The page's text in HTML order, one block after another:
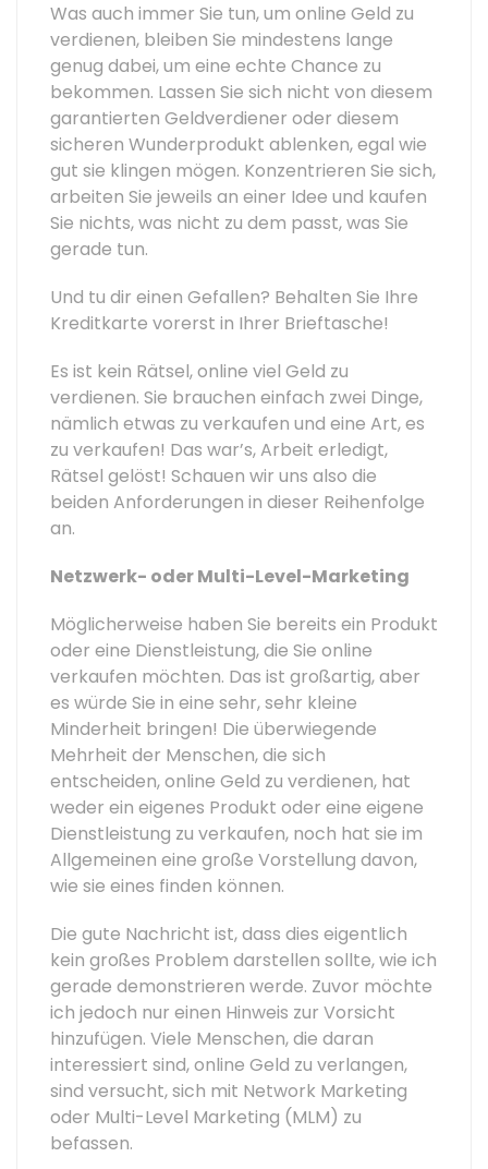
Was auch immer Sie tun, um online Geld zu
verdienen, bleiben Sie mindestens lange
genug dabei, um eine echte Chance zu
bekommen. Lassen Sie sich nicht von diesem
garantierten Geldverdiener oder diesem
sicheren Wunderprodukt ablenken, egal wie
gut sie klingen mögen. Konzentrieren Sie sich,
arbeiten Sie jeweils an einer Idee und kaufen
Sie nichts, was nicht zu dem passt, was Sie
gerade tun.
Und tu dir einen Gefallen? Behalten Sie Ihre
Kreditkarte vorerst in Ihrer Brieftasche!
Es ist kein Rätsel, online viel Geld zu
verdienen. Sie brauchen einfach zwei Dinge,
nämlich etwas zu verkaufen und eine Art, es
zu verkaufen! Das war’s, Arbeit erledigt,
Rätsel gelöst! Schauen wir uns also die
beiden Anforderungen in dieser Reihenfolge
an.
Netzwerk- oder Multi-Level-Marketing
Möglicherweise haben Sie bereits ein Produkt
oder eine Dienstleistung, die Sie online
verkaufen möchten. Das ist großartig, aber
es würde Sie in eine sehr, sehr kleine
Minderheit bringen! Die überwiegende
Mehrheit der Menschen, die sich
entscheiden, online Geld zu verdienen, hat
weder ein eigenes Produkt oder eine eigene
Dienstleistung zu verkaufen, noch hat sie im
Allgemeinen eine große Vorstellung davon,
wie sie eines finden können.
Die gute Nachricht ist, dass dies eigentlich
kein großes Problem darstellen sollte, wie ich
gerade demonstrieren werde. Zuvor möchte
ich jedoch nur einen Hinweis zur Vorsicht
hinzufügen. Viele Menschen, die daran
interessiert sind, online Geld zu verlangen,
sind versucht, sich mit Network Marketing
oder Multi-Level Marketing (MLM) zu
befassen.